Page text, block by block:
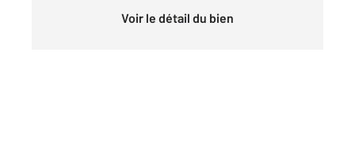
Voir le détail du bien